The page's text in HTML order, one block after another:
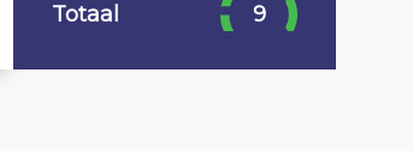
Totaal 9